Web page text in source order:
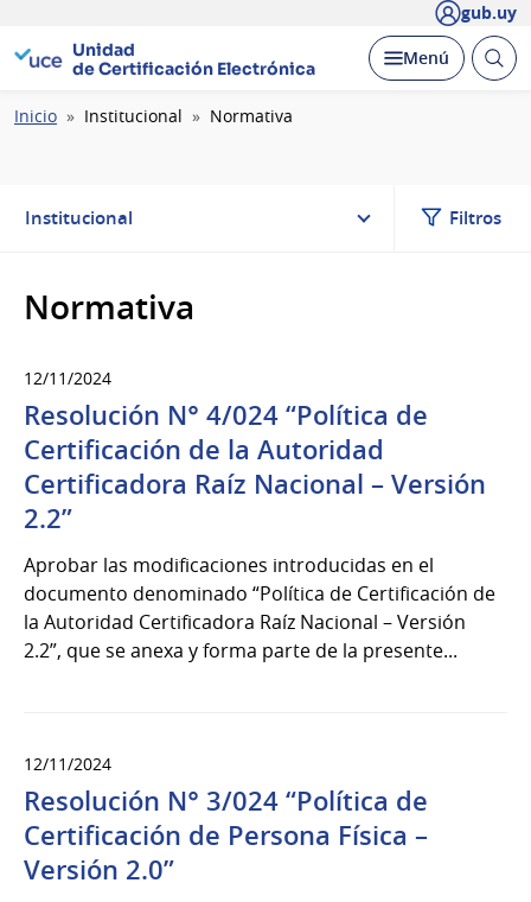
gub.uy
Unidad
de Certificación Electrónica
Desplegar
Menú Abrir
Ruta
Inicio Institucional Normativa
Institucional Filtros
Normativa
12/11/2024
Resolución N° 4/024 “Política de
Certificación de la Autoridad
Certificadora Raíz Nacional – Versión
2.2”
Aprobar las modificaciones introducidas en el
documento denominado “Política de Certificación de
la Autoridad Certificadora Raíz Nacional – Versión
2.2”, que se anexa y forma parte de la presente...
12/11/2024
Resolución N° 3/024 “Política de
Certificación de Persona Física –
Versión 2.0”